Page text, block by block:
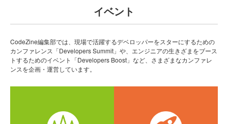
イベント
CodeZine編集部では、現場で活躍するデベロッパーをスターにするための
カンファレンス「Developers Summit」や、エンジニアの生きざまをブース
トするためのイベント「Developers Boost」など、さまざまなカンファレ
ンスを企画・運営しています。